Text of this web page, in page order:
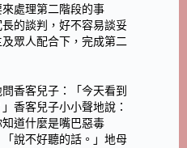
處理第二階段的事
的談判，好不容易談妥
眾人配合下，完成第二
香客兒子：「今天看到
香客兒子小小聲地說：
知道什麼是嘴巴惡毒
說不好聽的話。」地母